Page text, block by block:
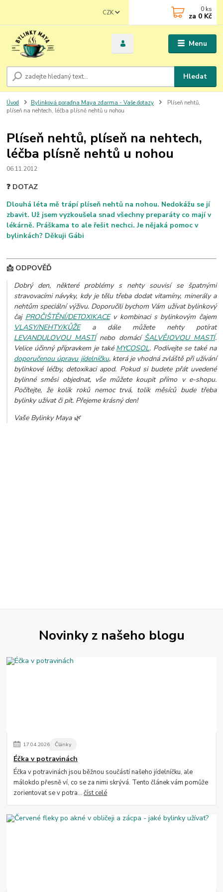
Menu
CZK
Hledat
0 ks
za 0 Kč
Úvod Bylinková poradna Maya zdarma - Vaše dotazy
Plíseň nehtů,
plíseň na nehtech, léčba plísně nehtů u nohou
Plíseň nehtů, plíseň na nehtech,
léčba plísně nehtů u nohou
06.11.2012
❓ DOTAZ
Dlouhá léta mě trápí plíseň nehtů na nohou. Nedokážu se jí
zbavit. Už jsem vyzkoušela snad všechny preparáty co mají v
lékárně. Práškama to ale řešit nechci. Je nějaká pomoc v
bylinkách? Děkuji Gábi
📩 ODPOVĚĎ
Dobrý den, některé problémy s nehty souvisí se špatnými
stravovacími návyky, kdy je tělu třeba dodat vitamíny, minerály a
nehtům speciální výživu. Doporučili bychom Vám užívat bylinkový
čaj PROČIŠTĚNÍ/DETOXIKACEv kombinaci s bylinkovým čajem
VLASY/NEHTY/KŮŽEa dále můžete nehty potírat
LEVANDULOVOU MASTÍnebo domácí ŠALVĚJOVOU MASTÍ.
Velice účinný přípravkem je takéMYCOSOL. Podívejte se také na
doporučenou úpravu jídelníčku, která je vhodná zvláště při užívání
bylinkové léčby, detoxikaci apod. Pokud si budete přát uvedené
bylinné směsi objednat, vše můžete koupit přímo v e-shopu.
Počítejte, že kolik roků nemoc trvá, tolik měsíců bude třeba
bylinky užívat či pít. Přejeme krásný den!
Vaše Bylinky Maya 🌿
Novinky z našeho blogu
17.04.2026 Články
Éčka v potravinách
Éčka v potravinách jsou běžnou součástí našeho jídelníčku, ale
málokdo přesně ví, co se za nimi skrývá. Tento článek vám pomůže
zorientovat se v potra...číst celé